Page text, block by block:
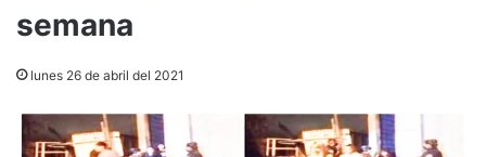
semana
lunes 26 de abril del 2021